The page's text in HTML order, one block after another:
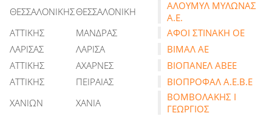
ΘΕΣΣΑΛΟΝΙΚΗΣΘΕΣΣΑΛΟΝΙΚΗ
ΑΛΟΥΜΥΛ ΜΥΛΩΝΑΣ
Α.Ε.
ΑΤΤΙΚΗΣ
ΜΑΝΔΡΑΣ
ΑΦΟΙ ΣΤΙΝΑΚΗ ΟΕ
ΛΑΡΙΣΑΣ
ΛΑΡΙΣΑ
ΒΙΜΑΛ ΑΕ
ΑΤΤΙΚΗΣ
ΑΧΑΡΝΕΣ
ΒΙΟΠΑΝΕΛ ΑΒΕΕ
ΑΤΤΙΚΗΣ
ΠΕΙΡΑΙΑΣ
ΒΙΟΠΡΟΦΑΛ Α.Ε.Β.Ε
ΧΑΝΙΩΝ
ΧΑΝΙΑ
ΒΟΜΒΟΛΑΚΗΣ Ι
ΓΕΩΡΓΙΟΣ